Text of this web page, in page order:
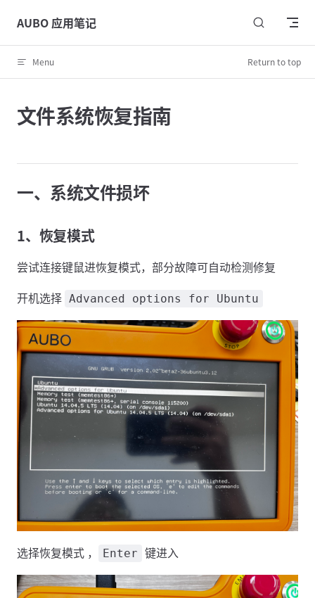
Skip to content
AUBO 应用笔记
Menu Return to top
文件系统恢复指南
一、系统文件损坏
1、恢复模式
尝试连接键鼠进恢复模式，部分故障可自动检测修复
开机选择 Advanced options for Ubuntu
选择恢复模式 ， Enter 键进入